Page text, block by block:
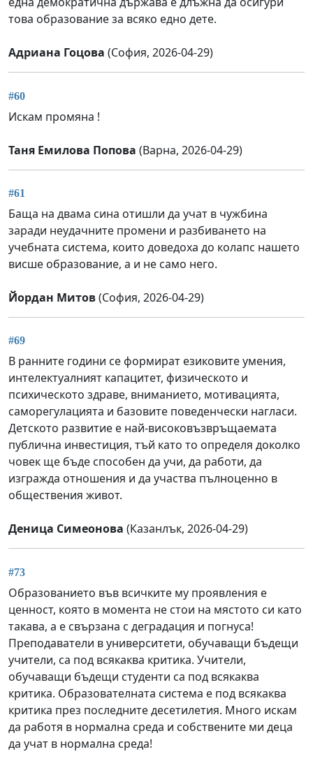
това образование за всяко едно дете.
Адриана Гоцова (София, 2026-04-29)
#60
Искам промяна !
Таня Емилова Попова (Варна, 2026-04-29)
#61
Баща на двама сина отишли да учат в чужбина
заради неудачните промени и разбиването на
учебната система, които доведоха до колапс нашето
висше образование, а и не само него.
Йордан Митов(София, 2026-04-29)
#69
В ранните години се формират езиковите умения,
интелектуалният капацитет, физическото и
психическото здраве, вниманието, мотивацията,
саморегулацията и базовите поведенчески нагласи.
Детското развитие е най-високовъзвръщаемата
публична инвестиция, тъй като то определя доколко
човек ще бъде способен да учи, да работи, да
изгражда отношения и да участва пълноценно в
обществения живот.
Деница Симеонова (Казанлък, 2026-04-29)
#73
Образованието във всичките му проявления е
ценност, която в момента не стои на мястото си като
такава, а е свързана с деградация и погнуса!
Преподаватели в университети, обучаващи бъдещи
учители, са под всякаква критика. Учители,
обучаващи бъдещи студенти са под всякаква
критика. Образователната система е под всякаква
критика през последните десетилетия. Много искам
да работя в нормална среда и собствените ми деца
да учат в нормална среда!